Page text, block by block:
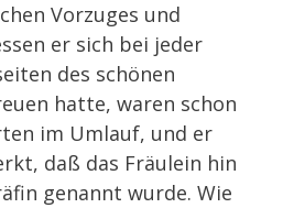
Vorzuges und
er sich bei jeder
des schönen
hatte, waren schon
im Umlauf, und er
daß das Fräulein hin
genannt wurde. Wie